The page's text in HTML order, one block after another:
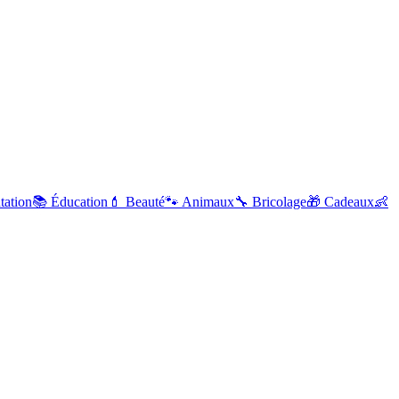
📚 Éducation 💄 Beauté🐾 Animaux🔧 Bricolage🎁 Cadeaux👶